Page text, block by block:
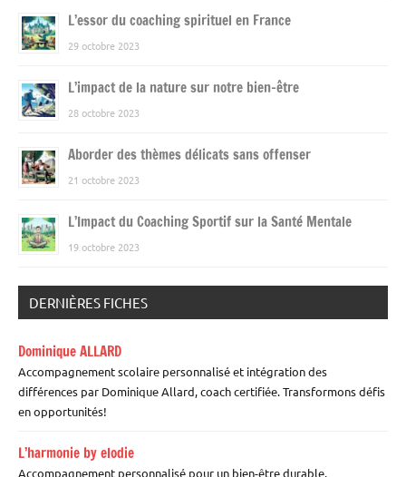
L’essor du coaching spirituel en France
29 octobre 2023
L’impact de la nature sur notre bien-être
28 octobre 2023
Aborder des thèmes délicats sans offenser
21 octobre 2023
L’Impact du Coaching Sportif sur la Santé Mentale
19 octobre 2023
DERNIÈRES FICHES
Dominique ALLARD
Accompagnement scolaire personnalisé et intégration des
différences par Dominique Allard, coach certifiée. Transformons défis
en opportunités!
L’harmonie by elodie
Accompagnement personnalisé pour un bien-être durable.